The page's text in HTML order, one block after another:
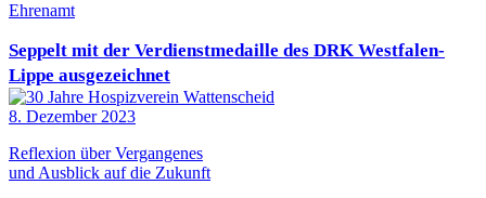
Ehrenamt
Seppelt mit der Verdienstmedaille des DRK Westfalen-
Lippe ausgezeichnet
8. Dezember 2023
Reflexion über Vergangenes
und Ausblick auf die Zukunft